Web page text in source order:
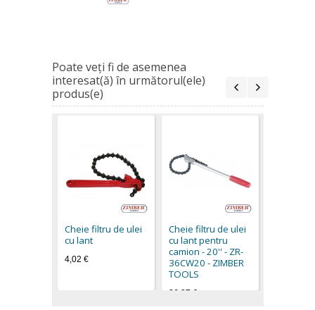
Poate veţi fi de asemenea
interesat(ă) în următorul(ele)
produs(e)
Cheie filtru de ulei
cu lant
4,02 €
Cheie filtru de ulei
cu lant pentru
camion - 20'' - ZR-
36CW20 - ZIMBER
TOOLS
36,37 €